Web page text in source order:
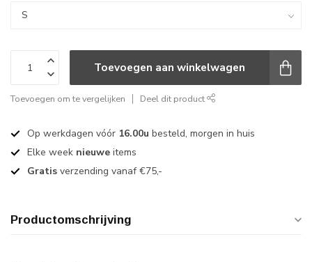
Toevoegen aan winkelwagen
Toevoegen om te vergelijken Deel dit product
Op werkdagen vóór 16.00u besteld, morgen in huis
Elke week nieuwe items
Gratis verzending vanaf €75,-
Productomschrijving